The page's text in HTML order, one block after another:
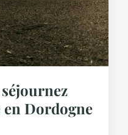
en Dordogne